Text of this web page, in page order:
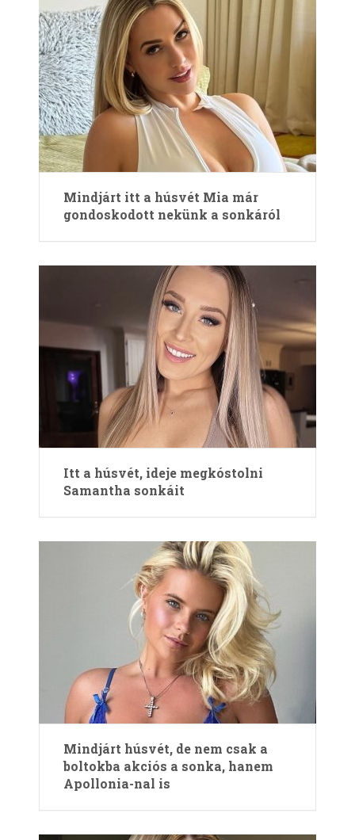
Mindjárt itt a húsvét Mia már
gondoskodott nekünk a sonkáról
Itt a húsvét, ideje megkóstolni
Samantha sonkáit
Mindjárt húsvét, de nem csak a
boltokba akciós a sonka, hanem
Apollonia-nal is